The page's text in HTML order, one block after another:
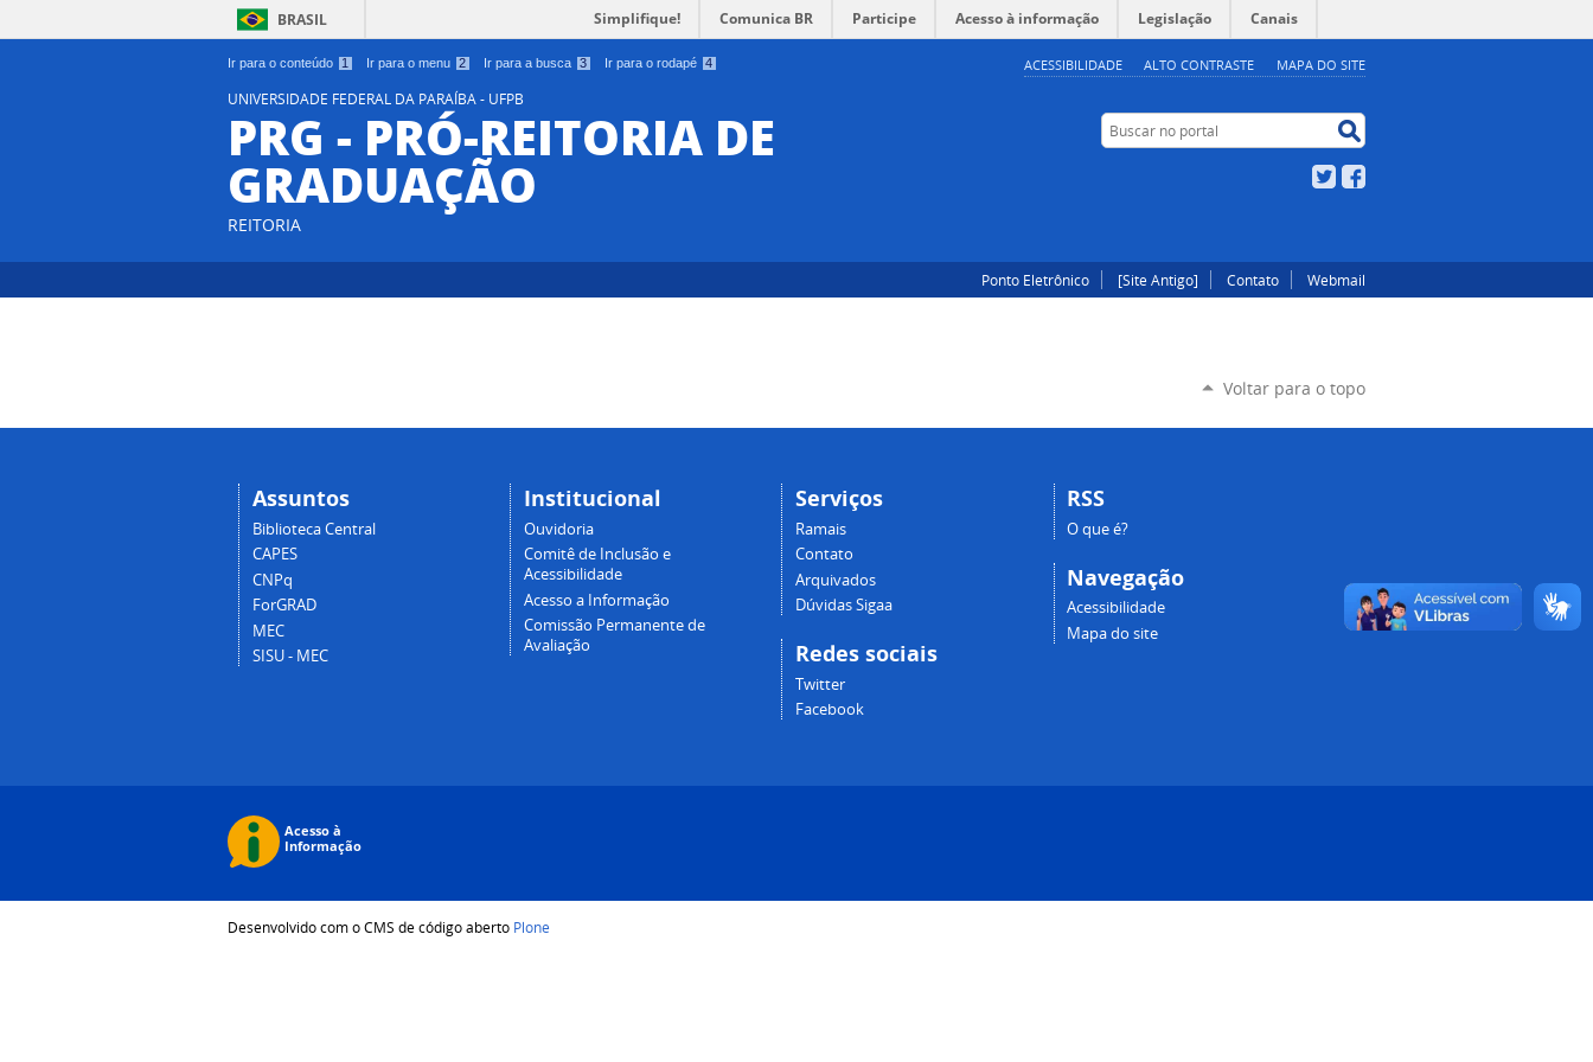
Ir para o conteúdo 1 Ir para o menu 2 Ir para a busca 3 Ir para o rodapé 4 ACESSIBILIDADE ALTO CONTRASTE MAPA DO SITE
BRASIL Simplifique! Comunica BR Participe Acesso à informação Legislação Canais
UNIVERSIDADE FEDERAL DA PARAÍBA - UFPB
PRG - PRÓ-REITORIA DE
GRADUAÇÃO
REITORIA
Buscar no portal
Twitter
Ponto Eletrônico [Site Antigo] Contato Webmail
Voltar para o topo
Assuntos
Biblioteca Central
CAPES
CNPq
ForGRAD
MEC
SISU - MEC
Institucional
Ouvidoria
Comitê de Inclusão e
Acessibilidade
Acesso a Informação
Comissão Permanente de
Avaliação
Serviços
Ramais
Contato
Arquivados
Dúvidas Sigaa
Redes sociais
Twitter
Facebook
RSS
O que é?
Navegação
Acessibilidade
Mapa do site
Desenvolvido com o CMS de código aberto Plone